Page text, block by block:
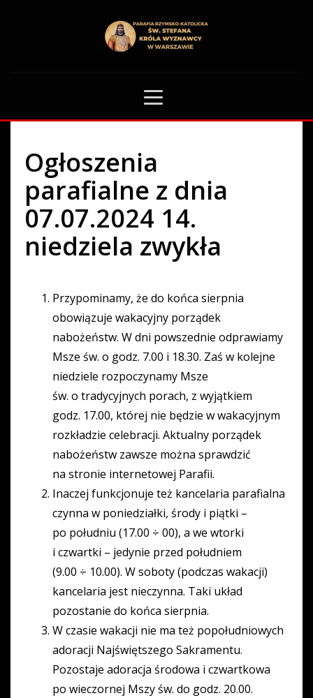
OGŁOSZENIA PARAFIALNE
OGŁOSZENIA PARAFIALNE Z DNIA 07.07.2024 14. NIEDZIELA ZWYKŁA
Ogłoszenia
parafialne z dnia
07.07.2024 14.
niedziela zwykła
Przypominamy, że do końca sierpnia
obowiązuje wakacyjny porządek
nabożeństw. W dni powszednie odprawiamy
Msze św. o godz. 7.00 i 18.30. Zaś w kolejne
niedziele rozpoczynamy Msze
św. o tradycyjnych porach, z wyjątkiem
godz. 17.00, której nie będzie w wakacyjnym
rozkładzie celebracji. Aktualny porządek
nabożeństw zawsze można sprawdzić
na stronie internetowej Parafii.
Inaczej funkcjonuje też kancelaria parafialna
czynna w poniedziałki, środy i piątki –
po południu (17.00 ÷ 00), a we wtorki
i czwartki – jedynie przed południem
(9.00 ÷ 10.00). W soboty (podczas wakacji)
kancelaria jest nieczynna. Taki układ
pozostanie do końca sierpnia.
W czasie wakacji nie ma też popołudniowych
adoracji Najświętszego Sakramentu.
Pozostaje adoracja środowa i czwartkowa
po wieczornej Mszy św. do godz. 20.00.